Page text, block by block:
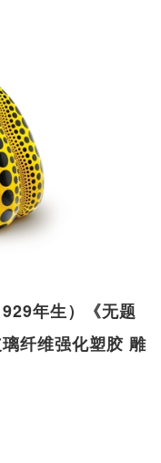
年生）《无题
纤维强化塑胶 雕